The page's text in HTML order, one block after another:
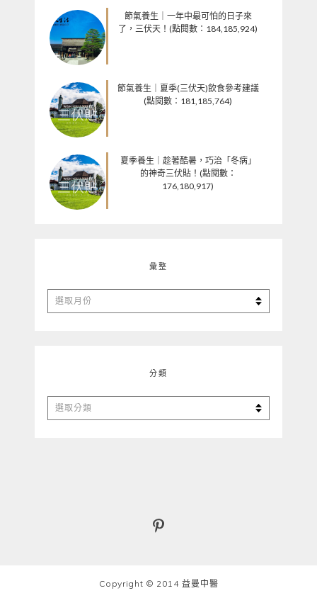
節氣養生｜一年中最可怕的日子來
了，三伏天！(點閱數：184,185,924)
節氣養生｜夏季(三伏天)飲食參考建議
(點閱數：181,185,764)
夏季養生｜趁著酷暑，巧治「冬病」
的神奇三伏貼！(點閱數：
176,180,917)
彙整
彙
整
分類
分
類
Copyright © 2014 益曼中醫